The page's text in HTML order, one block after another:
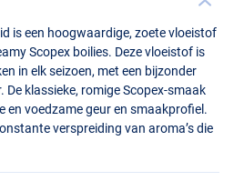
is een hoogwaardige, zoete vloeistof
Scopex boilies. Deze vloeistof is
in elk seizoen, met een bijzonder
klassieke, romige Scopex-smaak
en voedzame geur en smaakprofiel.
verspreiding van aroma’s die